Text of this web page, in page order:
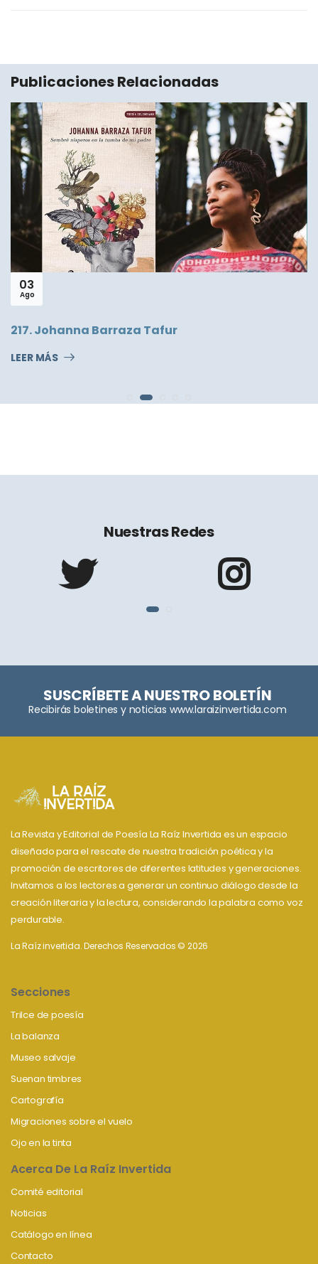
Publicaciones Relacionadas
03
Ago
217. Johanna Barraza Tafur
LEER MÁS
Nuestras Redes
SUSCRÍBETE A NUESTRO BOLETÍN
Recibirás boletines y noticias www.laraizinvertida.com
La Revista y Editorial de Poesía La Raíz Invertida es un espacio
diseñado para el rescate de nuestra tradición poética y la
promoción de escritores de diferentes latitudes y generaciones.
Invitamos a los lectores a generar un continuo diálogo desde la
creación literaria y la lectura, considerando la palabra como voz
perdurable.
La Raíz invertida. Derechos Reservados © 2026
Secciones
Trilce de poesía
La balanza
Museo salvaje
Suenan timbres
Cartografía
Migraciones sobre el vuelo
Ojo en la tinta
Acerca De La Raíz Invertida
Comité editorial
Noticias
Catálogo en línea
Contacto